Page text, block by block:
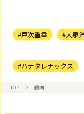
#戸次重幸 #大泉
#ハナタレナックス
TOP > 動画